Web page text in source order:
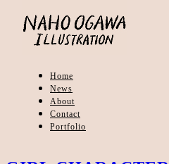
Home
News
About
Contact
Portfolio